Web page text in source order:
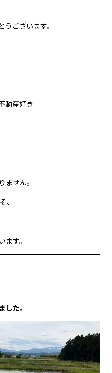
ございます。
動産好き
ません。
、
す。
した。